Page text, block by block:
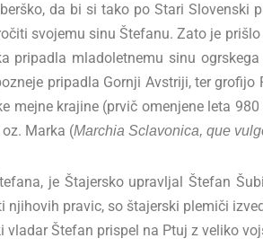
da bi si tako po Stari
svojemu sinu Štefanu. Zato je
pripadla mladoletnemu sinu
pripadla Gornji Avstriji, ter
mejne krajine (prvič omenjene leta
Marka (Marchia Sclavonica, que
je Štajersko upravljal Štefan
pravic, so štajerski plemiči
Štefan prispel na Ptuj z veliko